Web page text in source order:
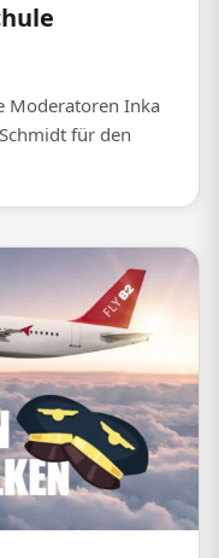
Moderatoren Inka
für den